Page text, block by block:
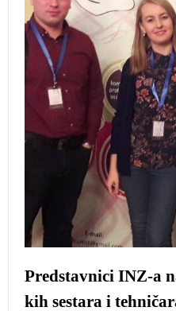
Predstavnici INZ-a
kih sestara i